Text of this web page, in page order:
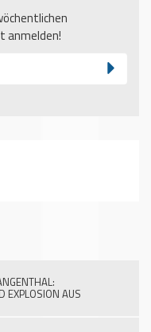
anmelden!
EXPLOSION AUS